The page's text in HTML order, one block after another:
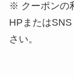
※ クーポンの
HPまたは
さい。